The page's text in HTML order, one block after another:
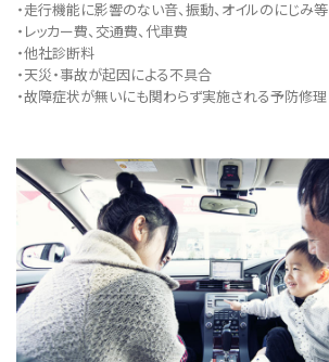
・走行機能に影響のない音、振動、オイルのにじみ等
・レッカー費、交通費、代車費
・他社診断料
・天災・事故が起因による不具合
・故障症状が無いにも関わらず実施される予防修理